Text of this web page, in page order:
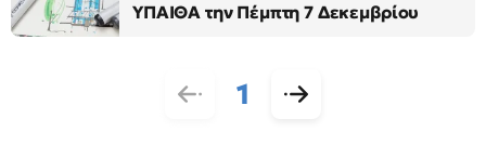
ΥΠΑΙΘΑ την Πέμπτη 7 Δεκεμβρίου
1